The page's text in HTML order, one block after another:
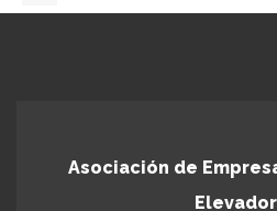
Asociación de